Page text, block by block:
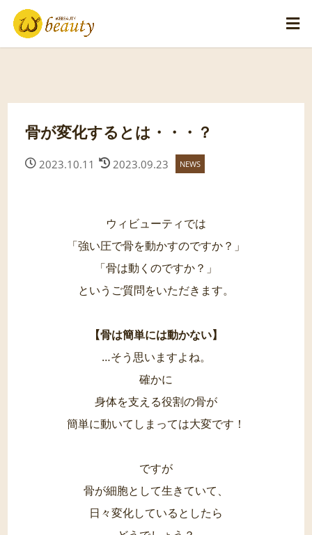
骨が変化するとは・・・？
2023.10.11 2023.09.23 NEWS
ウィビューティでは
「強い圧で骨を動かすのですか？」
「骨は動くのですか？」
というご質問をいただきます。
【骨は簡単には動かない】
…そう思いますよね。
確かに
身体を支える役割の骨が
簡単に動いてしまっては大変です！
ですが
骨が細胞として生きていて、
日々変化しているとしたら